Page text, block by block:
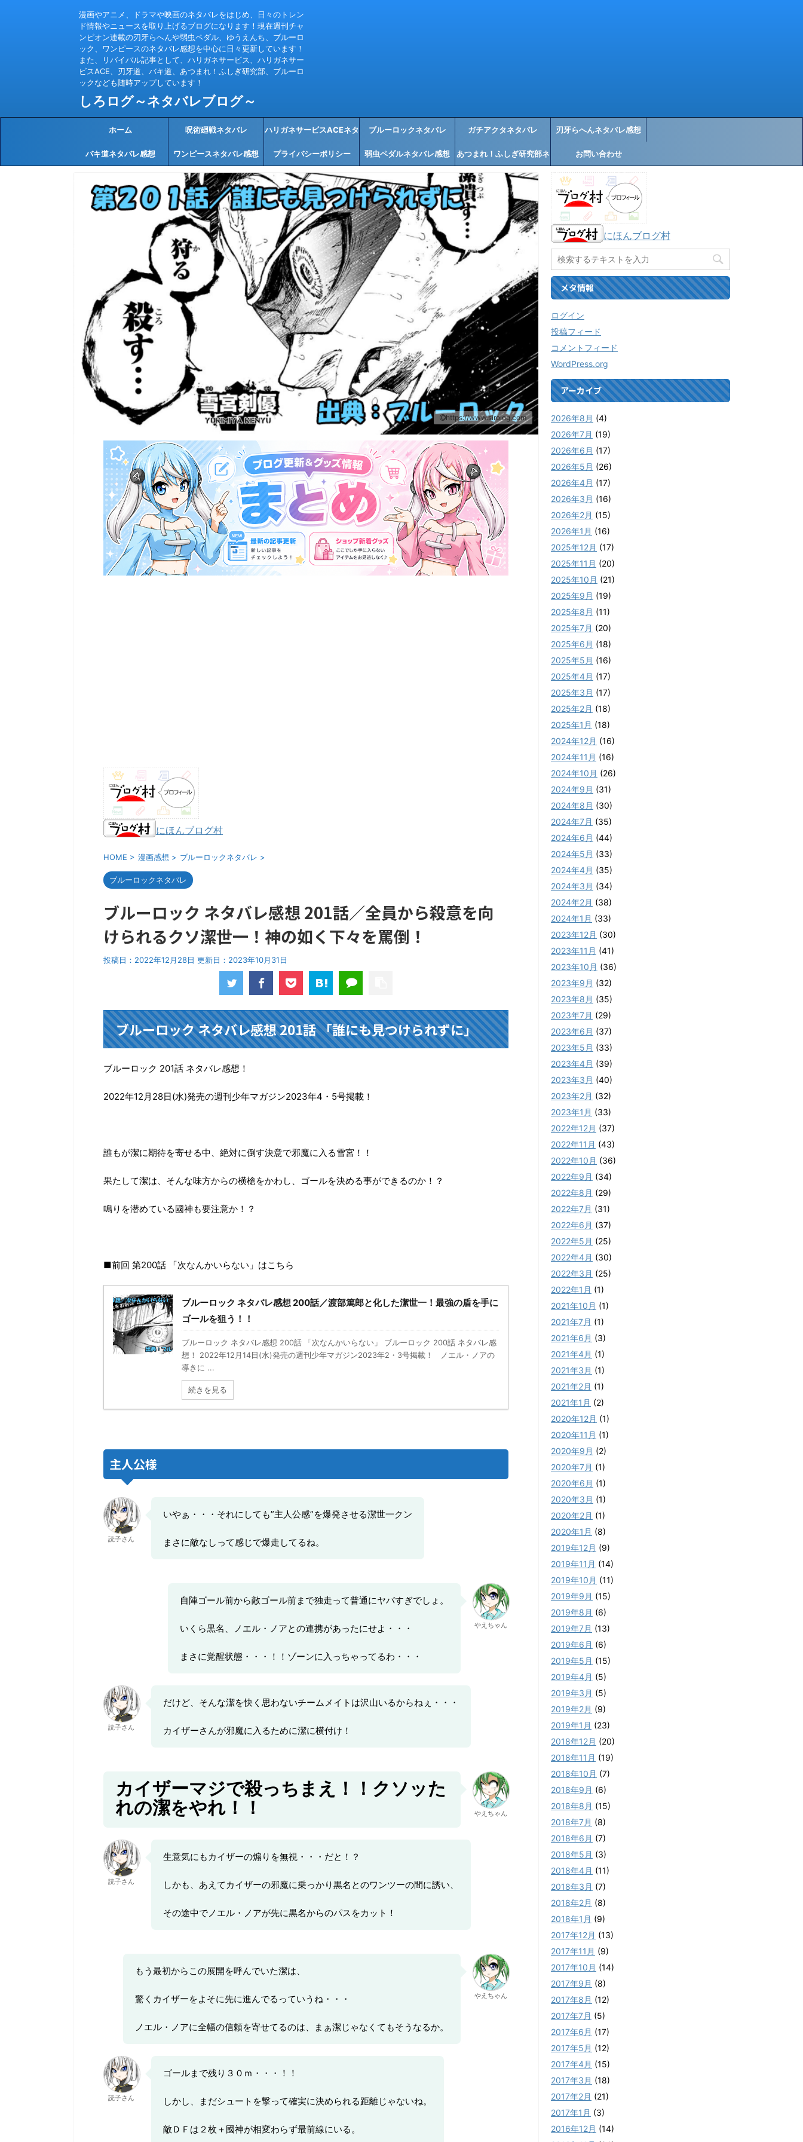
漫画やアニメ、ドラマや映画のネタバレをはじめ、日々のトレン
ド情報やニュースを取り上げるブログになります！現在週刊チャ
ンピオン連載の刃牙らへんや弱虫ペダル、ゆうえんち、ブルーロ
ック、ワンピースのネタバレ感想を中心に日々更新しています！
また、リバイバル記事として、ハリガネサービス、ハリガネサー
ビスACE、刃牙道、バキ道、あつまれ！ふしぎ研究部、ブルーロ
ックなども随時アップしています！
しろログ～ネタバレブログ～
ホーム 呪術廻戦ネタバレ ハリガネサービスACEネタ
バレ感想
ブルーロックネタバレ ガチアクタネタバレ 刃牙らへんネタバレ感想
バキ道ネタバレ感想 ワンピースネタバレ感想 プライバシーポリシー 弱虫ペダルネタバレ感想 あつまれ！ふしぎ研究部ネ
タバレ感想
お問い合わせ
https://www.sirolog.com
にほんブログ村
HOME > 漫画感想 > ブルーロックネタバレ >
ブルーロックネタバレ
ブルーロック ネタバレ感想 201話／全員から殺意を向
けられるクソ潔世一！神の如く下々を罵倒！
投稿日：2022年12月28日 更新日： 2023年10月31日
ブルーロック ネタバレ感想 201話 「誰にも見つけられずに」
ブルーロック 201話 ネタバレ感想！
2022年12月28日(水)発売の週刊少年マガジン2023年4・5号掲載！
誰もが潔に期待を寄せる中、絶対に倒す決意で邪魔に入る雪宮！！
果たして潔は、そんな味方からの横槍をかわし、ゴールを決める事ができるのか！？
鳴りを潜めている國神も要注意か！？
■前回 第200話 「次なんかいらない」はこちら
ブルーロック ネタバレ感想 200話／渡部篤郎と化した潔世一！最強の盾を手に
ゴールを狙う！！
ブルーロック ネタバレ感想 200話 「次なんかいらない」 ブルーロック 200話 ネタバレ感
想！ 2022年12月14日(水)発売の週刊少年マガジン2023年2・3号掲載！ ノエル・ノアの
導きに ...
続きを見る
主人公様
読子さん
いやぁ・・・それにしても”主人公感”を爆発させる潔世一クン
まさに敵なしって感じで爆走してるね。
自陣ゴール前から敵ゴール前まで独走って普通にヤバすぎでしょ。
いくら黒名、ノエル・ノアとの連携があったにせよ・・・
まさに覚醒状態・・・！！ゾーンに入っちゃってるわ・・・
やえちゃん
読子さん
だけど、そんな潔を快く思わないチームメイトは沢山いるからねぇ・・・
カイザーさんが邪魔に入るために潔に横付け！
カイザーマジで殺っちまえ！！クソッた
れの潔をやれ！！
やえちゃん
読子さん
生意気にもカイザーの煽りを無視・・・だと！？
しかも、あえてカイザーの邪魔に乗っかり黒名とのワンツーの間に誘い、
その途中でノエル・ノアが先に黒名からのパスをカット！
もう最初からこの展開を呼んでいた潔は、
驚くカイザーをよそに先に進んでるっていうね・・・
ノエル・ノアに全幅の信頼を寄せてるのは、まぁ潔じゃなくてもそうなるか。
やえちゃん
読子さん
ゴールまで残り３０ｍ・・・！！
しかし、まだシュートを撃って確実に決められる距離じゃないね。
敵ＤＦは２枚＋國神が相変わらず最前線にいる。
にほんブログ村
メタ情報
ログイン
投稿フィード
コメントフィード
WordPress.org
アーカイブ
2026年8月 (4)
2026年7月 (19)
2026年6月 (17)
2026年5月 (26)
2026年4月 (17)
2026年3月 (16)
2026年2月 (15)
2026年1月 (16)
2025年12月 (17)
2025年11月 (20)
2025年10月 (21)
2025年9月 (19)
2025年8月 (11)
2025年7月 (20)
2025年6月 (18)
2025年5月 (16)
2025年4月 (17)
2025年3月 (17)
2025年2月 (18)
2025年1月 (18)
2024年12月 (16)
2024年11月 (16)
2024年10月 (26)
2024年9月 (31)
2024年8月 (30)
2024年7月 (35)
2024年6月 (44)
2024年5月 (33)
2024年4月 (35)
2024年3月 (34)
2024年2月 (38)
2024年1月 (33)
2023年12月 (30)
2023年11月 (41)
2023年10月 (36)
2023年9月 (32)
2023年8月 (35)
2023年7月 (29)
2023年6月 (37)
2023年5月 (33)
2023年4月 (39)
2023年3月 (40)
2023年2月 (32)
2023年1月 (33)
2022年12月 (37)
2022年11月 (43)
2022年10月 (36)
2022年9月 (34)
2022年8月 (29)
2022年7月 (31)
2022年6月 (37)
2022年5月 (25)
2022年4月 (30)
2022年3月 (25)
2022年1月 (1)
2021年10月 (1)
2021年7月 (1)
2021年6月 (3)
2021年4月 (1)
2021年3月 (1)
2021年2月 (1)
2021年1月 (2)
2020年12月 (1)
2020年11月 (1)
2020年9月 (2)
2020年7月 (1)
2020年6月 (1)
2020年3月 (1)
2020年2月 (1)
2020年1月 (8)
2019年12月 (9)
2019年11月 (14)
2019年10月 (11)
2019年9月 (15)
2019年8月 (6)
2019年7月 (13)
2019年6月 (6)
2019年5月 (15)
2019年4月 (5)
2019年3月 (5)
2019年2月 (9)
2019年1月 (23)
2018年12月 (20)
2018年11月 (19)
2018年10月 (7)
2018年9月 (6)
2018年8月 (15)
2018年7月 (8)
2018年6月 (7)
2018年5月 (3)
2018年4月 (11)
2018年3月 (7)
2018年2月 (8)
2018年1月 (9)
2017年12月 (13)
2017年11月 (9)
2017年10月 (14)
2017年9月 (8)
2017年8月 (12)
2017年7月 (5)
2017年6月 (17)
2017年5月 (12)
2017年4月 (15)
2017年3月 (18)
2017年2月 (21)
2017年1月 (3)
2016年12月 (14)